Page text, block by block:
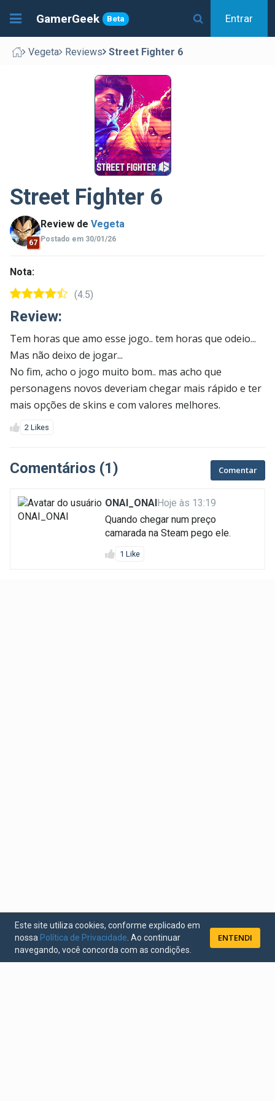
GamerGeek Beta Entrar
Vegeta Reviews Street Fighter 6
Street Fighter 6
67
Review de Vegeta
Postado em 30/01/26
Nota:
(4.5)
Review:
Tem horas que amo esse jogo.. tem horas que odeio...
Mas não deixo de jogar...
No fim, acho o jogo muito bom.. mas acho que
personagens novos deveriam chegar mais rápido e ter
mais opções de skins e com valores melhores.
2 Likes
Comentários (1) Comentar
ONAI_ONAI Hoje às 13:19
Quando chegar num preço
camarada na Steam pego ele.
1 Like
Este site utiliza cookies, conforme explicado em
nossa Política de Privacidade . Ao continuar
navegando, você concorda com as condições.
ENTENDI